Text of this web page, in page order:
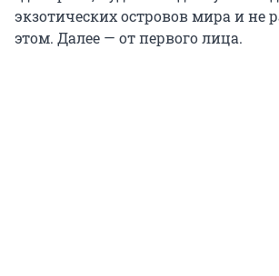
экзотических островов мира и не
этом. Далее — от первого лица.